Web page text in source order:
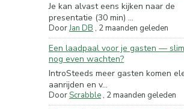
Je kan alvast eens kijken naar de
presentatie (30 min) ...
DoorJan DB , 2 maanden geleden
Een laadpaal voor je gasten —
nog even wachten?
IntroSteeds meer gasten komen
aanrijden en v...
DoorScrabble , 2 maanden geleden